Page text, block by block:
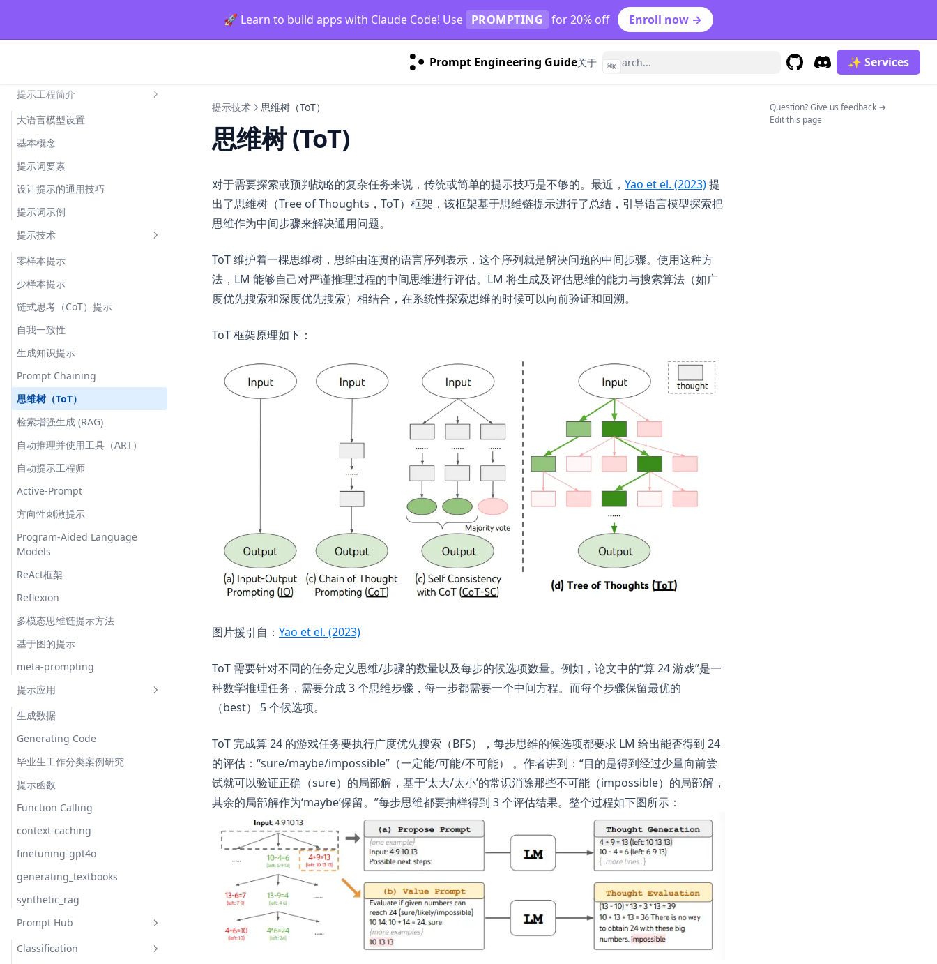
🚀 Learn to build apps with Claude Code! Use PROMPTING for 20% off Enroll now →
Prompt Engineering Guide关于 ⌘K
(opens in a new tab)
Discord
(opens in a new tab)
✨ Services
提示工程简介
大语言模型设置
基本概念
提示词要素
设计提示的通用技巧
提示词示例
提示技术
零样本提示
少样本提示
链式思考（CoT）提示
自我一致性
生成知识提示
Prompt Chaining
思维树（ToT）
检索增强生成 (RAG)
自动推理并使用工具（ART）
自动提示工程师
Active-Prompt
方向性刺激提示
Program-Aided Language
Models
ReAct框架
Reflexion
多模态思维链提示方法
基于图的提示
meta-prompting
提示应用
生成数据
Generating Code
毕业生工作分类案例研究
提示函数
Function Calling
context-caching
finetuning-gpt4o
generating_textbooks
synthetic_rag
Prompt Hub
Classification
Question? Give us feedback →
Edit this page
提示技术 思维树（ToT）
思维树 (ToT)
对于需要探索或预判战略的复杂任务来说，传统或简单的提示技巧是不够的。最近， Yao et el. (2023)(opens in a new tab)
提
出了思维树（Tree of Thoughts，ToT）框架，该框架基于思维链提示进行了总结，引导语言模型探索把
思维作为中间步骤来解决通用问题。
ToT 维护着一棵思维树，思维由连贯的语言序列表示，这个序列就是解决问题的中间步骤。使用这种方
法，LM 能够自己对严谨推理过程的中间思维进行评估。LM 将生成及评估思维的能力与搜索算法（如广
度优先搜索和深度优先搜索）相结合，在系统性探索思维的时候可以向前验证和回溯。
ToT 框架原理如下：
图片援引自： Yao et el. (2023)(opens in a new tab)
ToT 需要针对不同的任务定义思维/步骤的数量以及每步的候选项数量。例如，论文中的“算 24 游戏”是一
种数学推理任务，需要分成 3 个思维步骤，每一步都需要一个中间方程。而每个步骤保留最优的
（best） 5 个候选项。
ToT 完成算 24 的游戏任务要执行广度优先搜索（BFS），每步思维的候选项都要求 LM 给出能否得到 24
的评估：“sure/maybe/impossible”（一定能/可能/不可能） 。作者讲到：“目的是得到经过少量向前尝
试就可以验证正确（sure）的局部解，基于‘太大/太小’的常识消除那些不可能（impossible）的局部解，
其余的局部解作为‘maybe’保留。”每步思维都要抽样得到 3 个评估结果。整个过程如下图所示：